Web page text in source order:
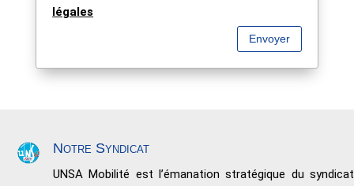
légales
Envoyer
Notre Syndicat
UNSA Mobilité est l’émanation stratégique du syndicat